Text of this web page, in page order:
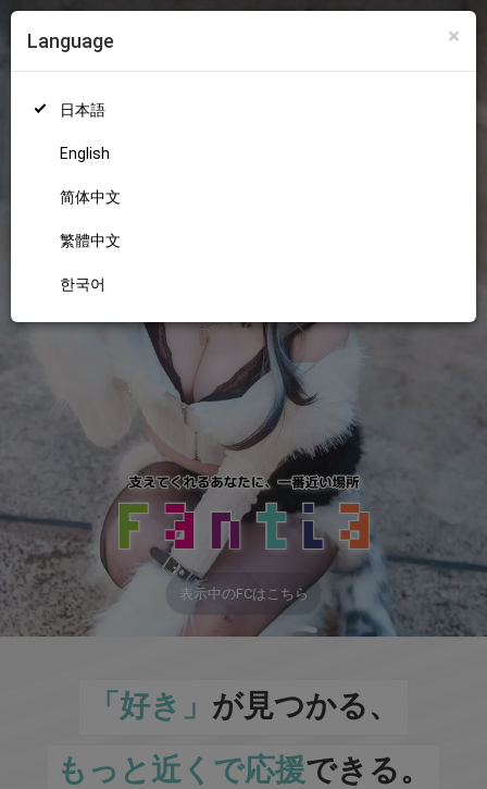
×
Language
日本語
English
简体中文
繁體中文
한국어
18+
表示中のFCはこちら
「好き」 が見つかる、
もっと近くで応援できる。